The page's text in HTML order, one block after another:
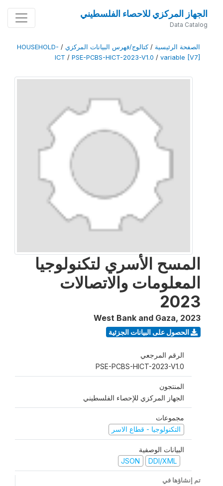
الجهاز المركزي للاحصاء الفلسطيني
Data Catalog
الصفحة الرئيسية /كتالوج/فهرس البيانات المركزي /
HOUSEHOLD-
ICT / PSE-PCBS-HICT-2023-V1.0 / variable [V7]
المسح الأسري لتكنولوجيا
المعلومات والاتصالات
2023
West Bank and Gaza, 2023
الحصول على البيانات الجزئية
الرقم المرجعي
PSE-PCBS-HICT-2023-V1.0
المنتجون
الجهاز المركزي للإحصاء الفلسطيني
مجموعات
التكنولوجيا - قطاع الاسر
البيانات الوصفية
DDI/XML
JSON
تم إنشاؤها في